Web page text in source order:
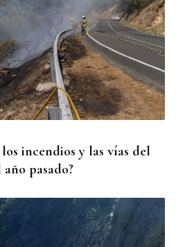
incendios y las vías del
pasado?